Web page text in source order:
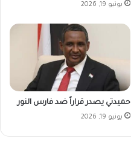
يونيو 19, 2026
حميدتي يصدر قراراً ضد فارس النور
يونيو 19, 2026